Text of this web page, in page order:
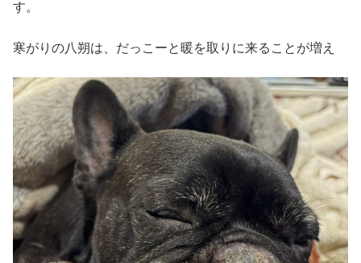
す。
寒がりの八朔は、だっこーと暖を取りに来ることが増え